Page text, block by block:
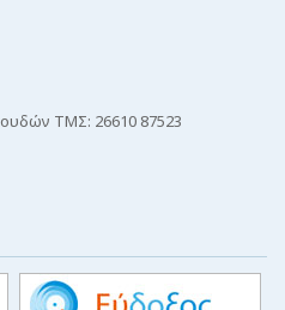
ΤΜΣ: 26610 87523